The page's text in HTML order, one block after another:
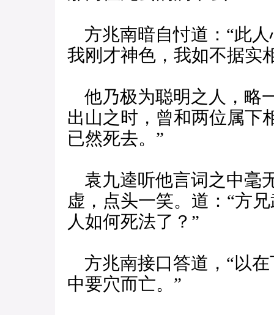
方兆南暗自忖道：“此
我刚才神色，我如不据实
他乃极为聪明之人，略
出山之时，曾和两位属下
已然死去。”
袁九逵听他言词之中毫
虚，点头一笑。道：“方
人如何死法了？”
方兆南接口答道，“以
中要穴而亡。”